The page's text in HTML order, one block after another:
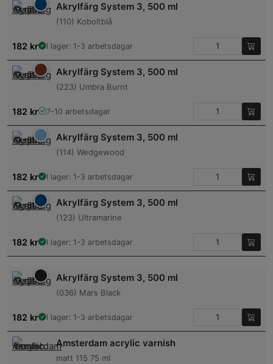
Akrylfärg System 3, 500 ml
(110) Koboltblå
182 kr I lager: 1-3 arbetsdagar
Akrylfärg System 3, 500 ml
(223) Umbra Burnt
182 kr 7-10 arbetsdagar
Akrylfärg System 3, 500 ml
(114) Wedgewood
182 kr I lager: 1-3 arbetsdagar
Akrylfärg System 3, 500 ml
(123) Ultramarine
182 kr I lager: 1-3 arbetsdagar
Akrylfärg System 3, 500 ml
(036) Mars Black
182 kr I lager: 1-3 arbetsdagar
Amsterdam acrylic varnish
matt 115 75 ml